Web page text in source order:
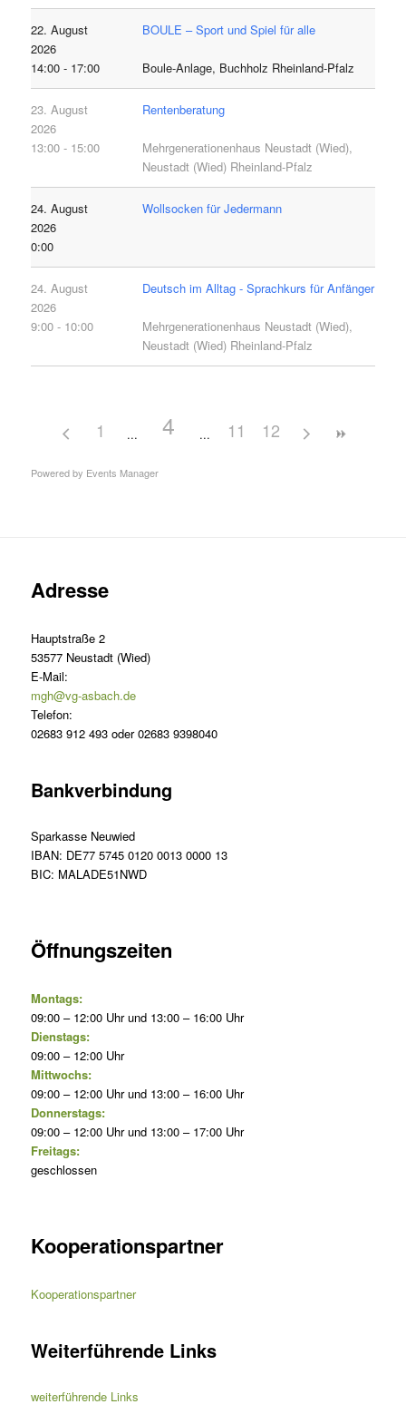
22. August
2026
14:00 - 17:00
BOULE – Sport und Spiel für alle
Boule-Anlage, Buchholz Rheinland-Pfalz
23. August
2026
13:00 - 15:00
Rentenberatung
Mehrgenerationenhaus Neustadt (Wied),
Neustadt (Wied) Rheinland-Pfalz
24. August
2026
0:00
Wollsocken für Jedermann
24. August
2026
9:00 - 10:00
Deutsch im Alltag - Sprachkurs für Anfänger
Mehrgenerationenhaus Neustadt (Wied),
Neustadt (Wied) Rheinland-Pfalz
1 4 11 12
Powered by Events Manager
Adresse
Hauptstraße 2
53577 Neustadt (Wied)
E-Mail:
mgh@vg-asbach.de
Telefon:
02683 912 493 oder 02683 9398040
Bankverbindung
Sparkasse Neuwied
IBAN: DE77 5745 0120 0013 0000 13
BIC: MALADE51NWD
Öffnungszeiten
Montags:
09:00 – 12:00 Uhr und 13:00 – 16:00 Uhr
Dienstags:
09:00 – 12:00 Uhr
Mittwochs:
09:00 – 12:00 Uhr und 13:00 – 16:00 Uhr
Donnerstags:
09:00 – 12:00 Uhr und 13:00 – 17:00 Uhr
Freitags:
geschlossen
Kooperationspartner
Kooperationspartner
Weiterführende Links
weiterführende Links